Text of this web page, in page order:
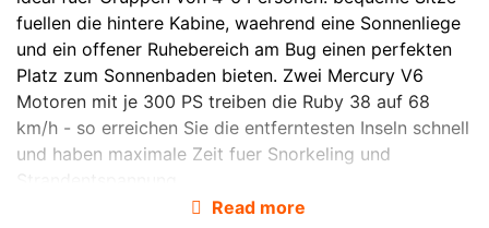
fuellen die hintere Kabine, waehrend eine Sonnenliege
und ein offener Ruhebereich am Bug einen perfekten
Platz zum Sonnenbaden bieten. Zwei Mercury V6
Motoren mit je 300 PS treiben die Ruby 38 auf 68
km/h - so erreichen Sie die entferntesten Inseln schnell
und haben maximale Zeit fuer Snorkeling und
Read more